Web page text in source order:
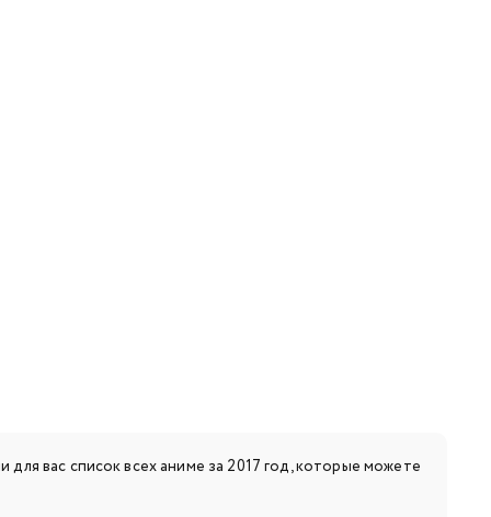
вас список всех аниме за 2017 год, которые можете